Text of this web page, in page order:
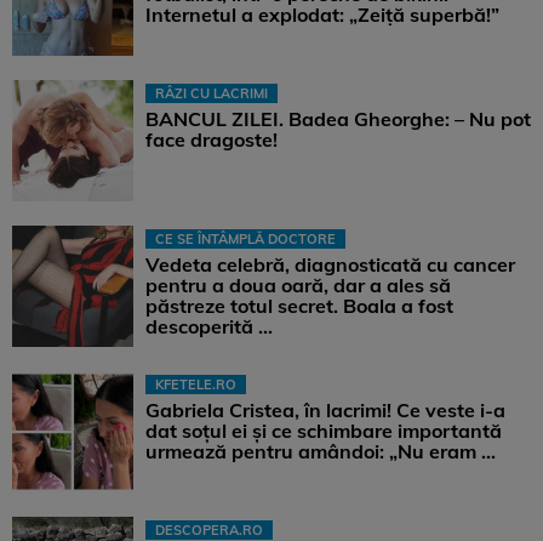
Internetul a explodat: „Zeiță superbă!”
RÂZI CU LACRIMI
BANCUL ZILEI. Badea Gheorghe: – Nu pot
face dragoste!
CE SE ÎNTÂMPLĂ DOCTORE
Vedeta celebră, diagnosticată cu cancer
pentru a doua oară, dar a ales să
păstreze totul secret. Boala a fost
descoperită ...
KFETELE.RO
Gabriela Cristea, în lacrimi! Ce veste i-a
dat soțul ei și ce schimbare importantă
urmează pentru amândoi: „Nu eram ...
DESCOPERA.RO